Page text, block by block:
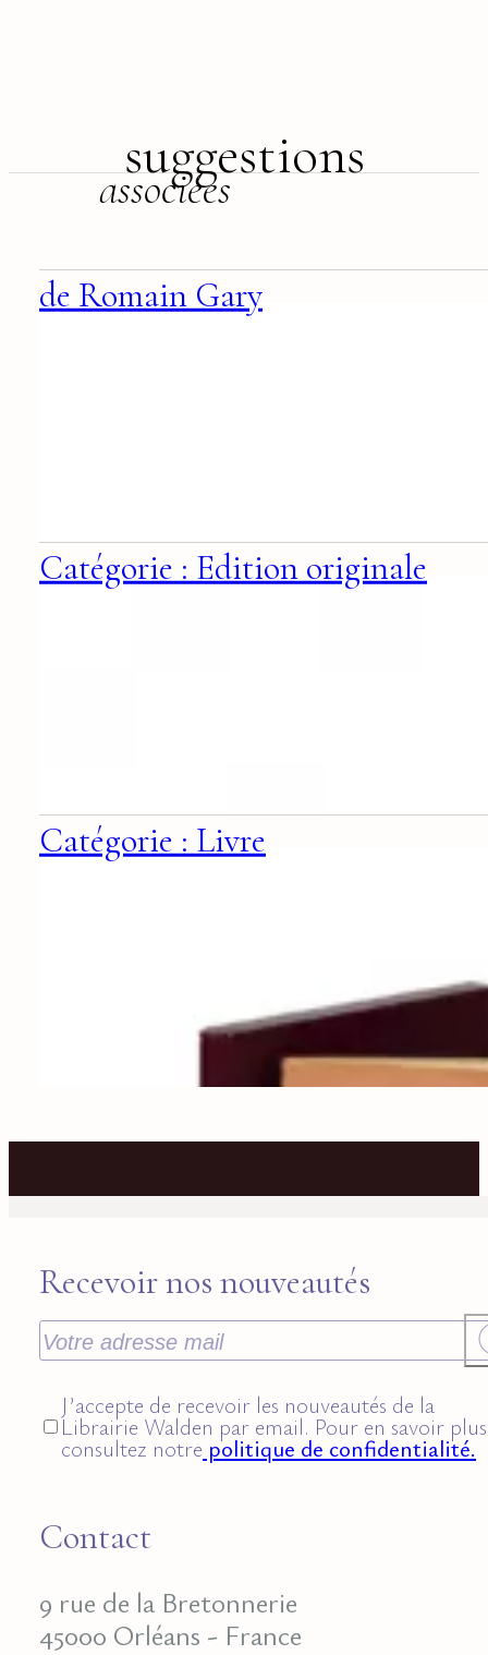
suggestions
associées
de Romain Gary
Catégorie : Edition originale
Catégorie : Livre
Recevoir nos nouveautés
J’accepte de recevoir les nouveautés de la
Librairie Walden par email. Pour en savoir
consultez notre politique de confidentialité.
Contact
9 rue de la Bretonnerie
45000 Orléans - France